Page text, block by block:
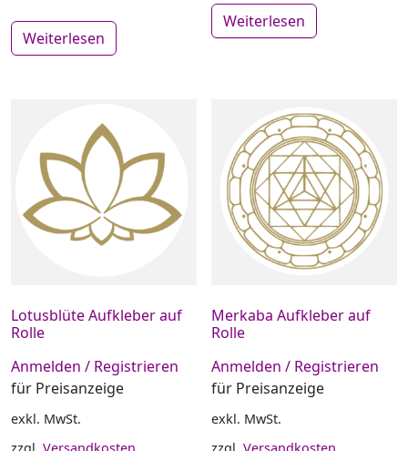
Weiterlesen
Weiterlesen
Lotusblüte Aufkleber auf
Rolle
Anmelden / Registrieren
für Preisanzeige
exkl. MwSt.
Merkaba Aufkleber auf
Rolle
Anmelden / Registrieren
für Preisanzeige
exkl. MwSt.